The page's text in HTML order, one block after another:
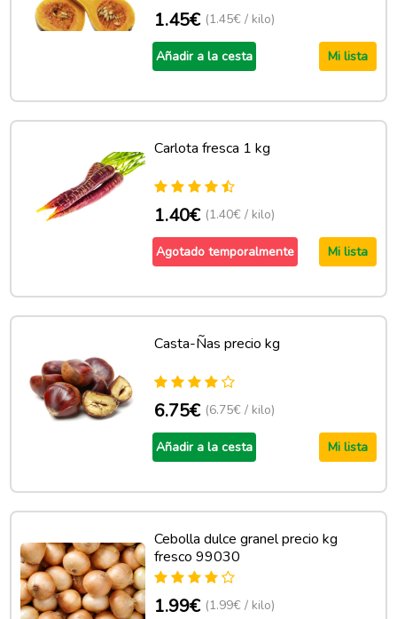
1.45€ (1.45€ / kilo)
Añadir a la cesta Mi lista
Carlota fresca 1 kg
1.40€ (1.40€ / kilo)
Agotado temporalmente Mi lista
Casta-Ñas precio kg
6.75€ (6.75€ / kilo)
Añadir a la cesta Mi lista
Cebolla dulce granel precio kg
fresco 99030
1.99€ (1.99€ / kilo)